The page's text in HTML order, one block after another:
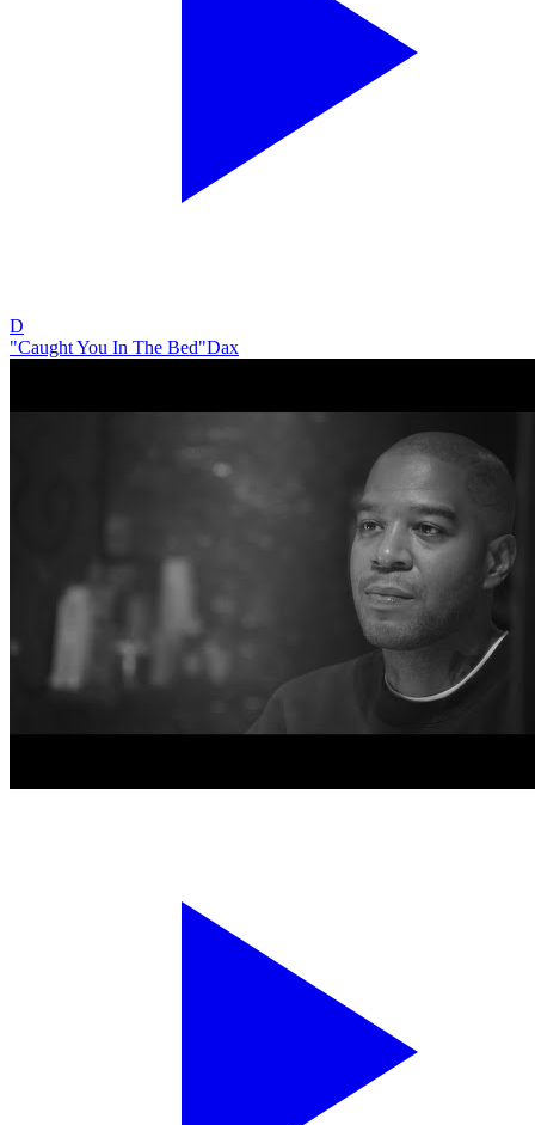
D
"Caught You In The Bed"Dax